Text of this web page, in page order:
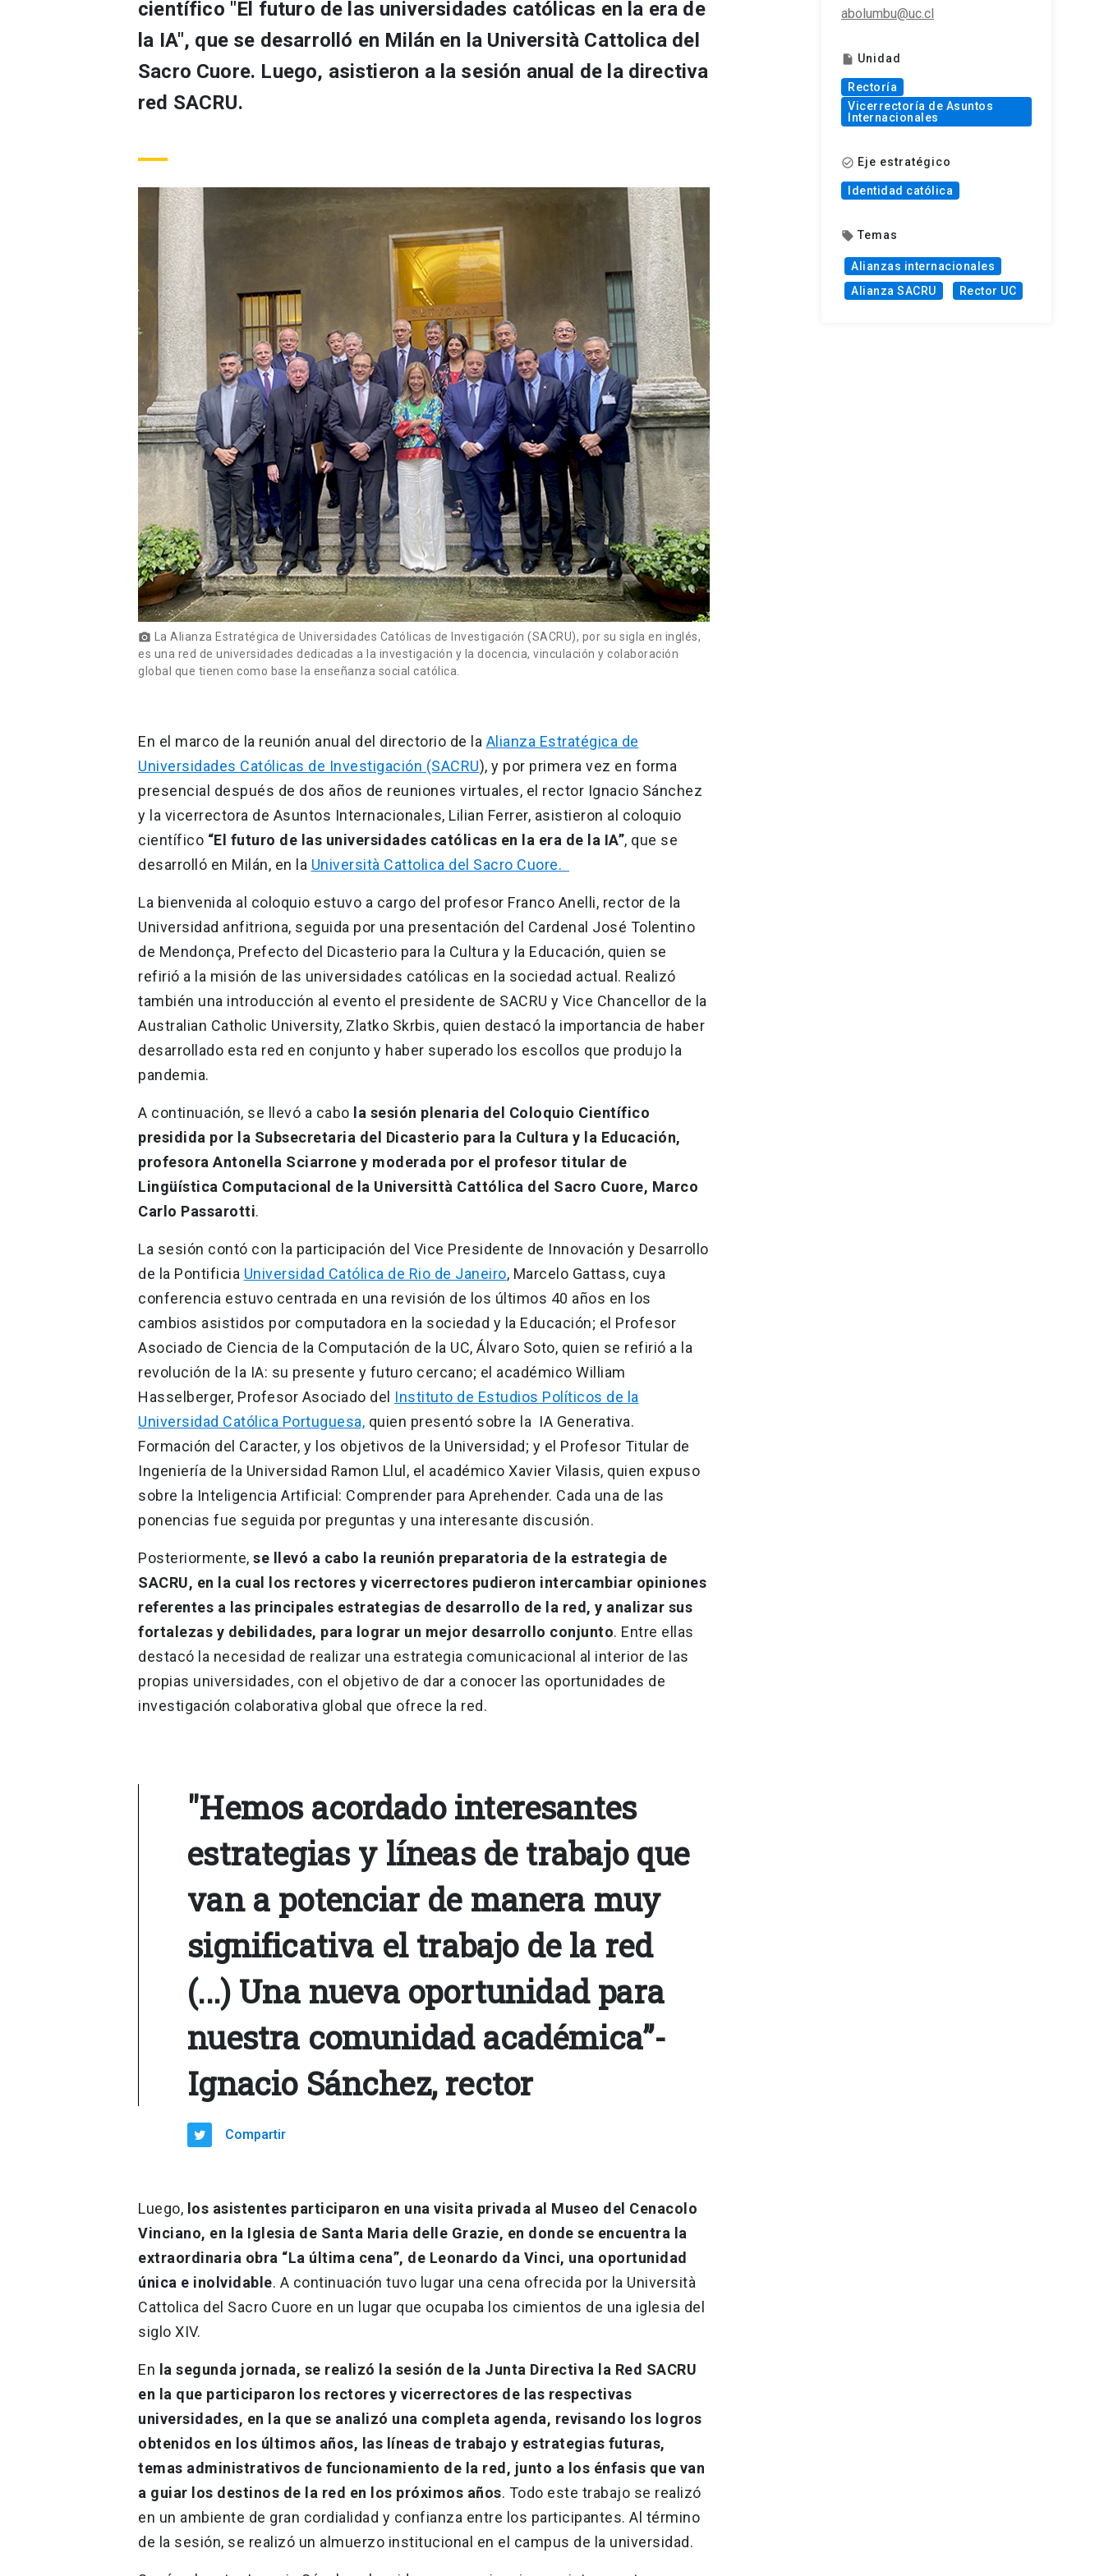
científico "El futuro de las universidades católicas en la era de
la IA", que se desarrolló en Milán en la Università Cattolica del
Sacro Cuore. Luego, asistieron a la sesión anual de la directiva
red SACRU.
photo_camera La Alianza Estratégica de Universidades Católicas de Investigación (SACRU), por su sigla en inglés,
es una red de universidades dedicadas a la investigación y la docencia, vinculación y colaboración
global que tienen como base la enseñanza social católica.
En el marco de la reunión anual del directorio de la Alianza Estratégica de
Universidades Católicas de Investigación (SACRU), y por primera vez en forma
presencial después de dos años de reuniones virtuales, el rector Ignacio Sánchez
y la vicerrectora de Asuntos Internacionales, Lilian Ferrer, asistieron al coloquio
científico “El futuro de las universidades católicas en la era de la IA”, que se
desarrolló en Milán, en la Università Cattolica del Sacro Cuore.
La bienvenida al coloquio estuvo a cargo del profesor Franco Anelli, rector de la
Universidad anfitriona, seguida por una presentación del Cardenal José Tolentino
de Mendonça, Prefecto del Dicasterio para la Cultura y la Educación, quien se
refirió a la misión de las universidades católicas en la sociedad actual. Realizó
también una introducción al evento el presidente de SACRU y Vice Chancellor de la
Australian Catholic University, Zlatko Skrbis, quien destacó la importancia de haber
desarrollado esta red en conjunto y haber superado los escollos que produjo la
pandemia.
A continuación, se llevó a cabo la sesión plenaria del Coloquio Científico
presidida por la Subsecretaria del Dicasterio para la Cultura y la Educación,
profesora Antonella Sciarrone y moderada por el profesor titular de
Lingüística Computacional de la Universittà Cattólica del Sacro Cuore, Marco
Carlo Passarotti.
La sesión contó con la participación del Vice Presidente de Innovación y Desarrollo
de la Pontificia Universidad Católica de Rio de Janeiro, Marcelo Gattass, cuya
conferencia estuvo centrada en una revisión de los últimos 40 años en los
cambios asistidos por computadora en la sociedad y la Educación; el Profesor
Asociado de Ciencia de la Computación de la UC, Álvaro Soto, quien se refirió a la
revolución de la IA: su presente y futuro cercano; el académico William
Hasselberger, Profesor Asociado del Instituto de Estudios Políticos de la
Universidad Católica Portuguesa, quien presentó sobre la IA Generativa.
Formación del Caracter, y los objetivos de la Universidad; y el Profesor Titular de
Ingeniería de la Universidad Ramon Llul, el académico Xavier Vilasis, quien expuso
sobre la Inteligencia Artificial: Comprender para Aprehender. Cada una de las
ponencias fue seguida por preguntas y una interesante discusión.
Posteriormente, se llevó a cabo la reunión preparatoria de la estrategia de
SACRU, en la cual los rectores y vicerrectores pudieron intercambiar opiniones
referentes a las principales estrategias de desarrollo de la red, y analizar sus
fortalezas y debilidades, para lograr un mejor desarrollo conjunto. Entre ellas
destacó la necesidad de realizar una estrategia comunicacional al interior de las
propias universidades, con el objetivo de dar a conocer las oportunidades de
investigación colaborativa global que ofrece la red.
"Hemos acordado interesantes
estrategias y líneas de trabajo que
van a potenciar de manera muy
significativa el trabajo de la red
(...) Una nueva oportunidad para
nuestra comunidad académica”-
Ignacio Sánchez, rector
Compartir
Luego, los asistentes participaron en una visita privada al Museo del Cenacolo
Vinciano, en la Iglesia de Santa Maria delle Grazie, en donde se encuentra la
extraordinaria obra “La última cena”, de Leonardo da Vinci, una oportunidad
única e inolvidable. A continuación tuvo lugar una cena ofrecida por la Università
Cattolica del Sacro Cuore en un lugar que ocupaba los cimientos de una iglesia del
siglo XIV.
En la segunda jornada, se realizó la sesión de la Junta Directiva la Red SACRU
en la que participaron los rectores y vicerrectores de las respectivas
universidades, en la que se analizó una completa agenda, revisando los logros
obtenidos en los últimos años, las líneas de trabajo y estrategias futuras,
temas administrativos de funcionamiento de la red, junto a los énfasis que van
a guiar los destinos de la red en los próximos años. Todo este trabajo se realizó
en un ambiente de gran cordialidad y confianza entre los participantes. Al término
de la sesión, se realizó un almuerzo institucional en el campus de la universidad.
abolumbu@uc.cl
insert_drive_file Unidad
Rectoría
Vicerrectoría de Asuntos
Internacionales
check_circle_outline Eje estratégico
Identidad católica
local_offer Temas
Alianzas internacionales
Alianza SACRU
Rector UC